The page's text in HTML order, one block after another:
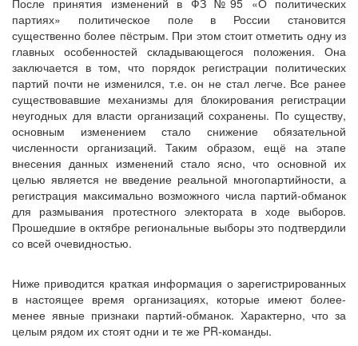
После принятия изменений в ФЗ №95 «О политических
партиях» политическое поле в России становится
существенно более пёстрым. При этом стоит отметить одну из
главных особенностей складывающегося положения. Она
заключается в том, что порядок регистрации политических
партий почти не изменился, т.е. он не стал легче. Все ранее
существовавшие механизмы для блокирования регистрации
неугодных для власти организаций сохранены. По существу,
основным изменением стало снижение обязательной
численности организаций. Таким образом, ещё на этапе
внесения данных изменений стало ясно, что основной их
целью является не введение реальной многопартийности, а
регистрация максимально возможного числа партий-обманок
для размывания протестного электората в ходе выборов.
Прошедшие в октябре региональные выборы это подтвердили
со всей очевидностью.
Ниже приводится краткая информация о зарегистрированных
в настоящее время организациях, которые имеют более-
менее явные признаки партий-обманок. Характерно, что за
целым рядом их стоят одни и те же PR-команды.